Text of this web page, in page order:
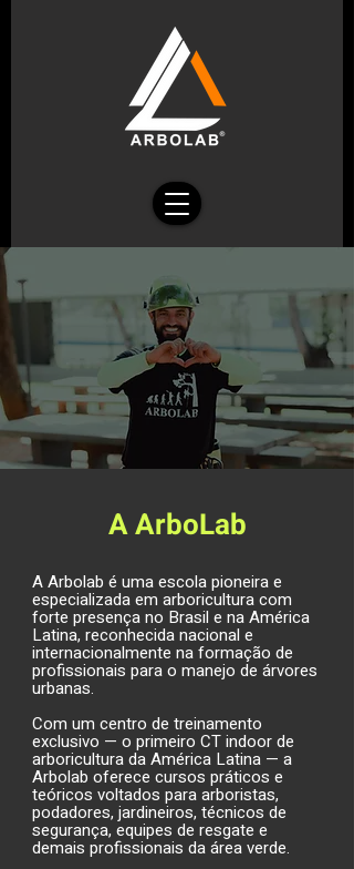
A ArboLab
A Arbolab é uma escola pioneira e
especializada em arboricultura com
forte presença no Brasil e na América
Latina, reconhecida nacional e
internacionalmente na formação de
profissionais para o manejo de árvores
urbanas.
Com um centro de treinamento
exclusivo — o primeiro CT indoor de
arboricultura da América Latina — a
Arbolab oferece cursos práticos e
teóricos voltados para arboristas,
podadores, jardineiros, técnicos de
segurança, equipes de resgate e
demais profissionais da área verde.